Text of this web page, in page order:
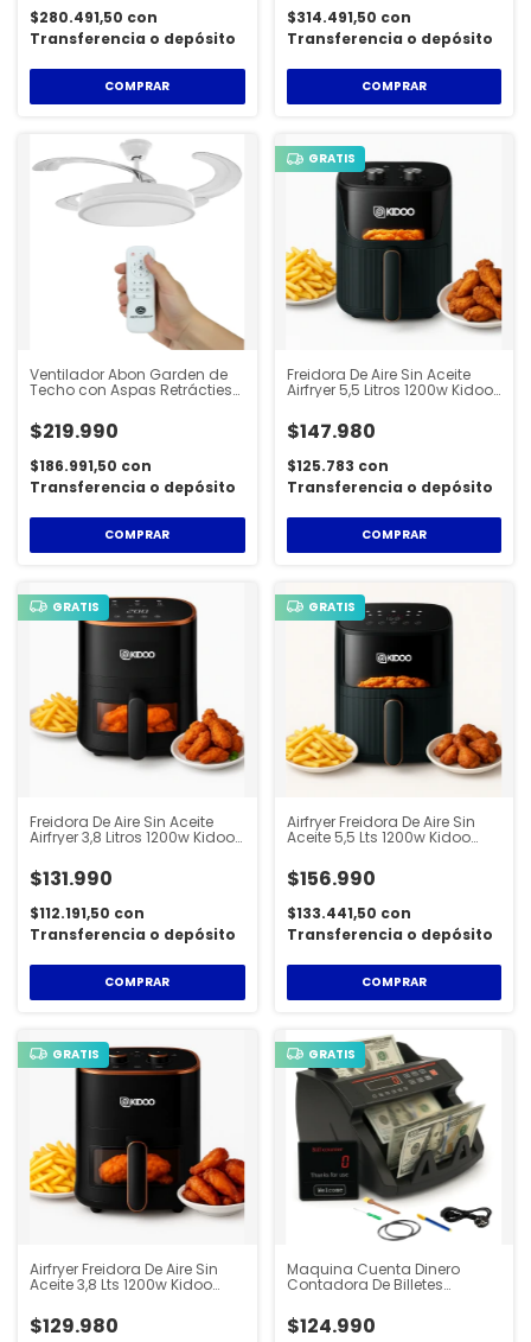
$280.491,50 con
Transferencia o depósito
COMPRAR
$314.491,50 con
Transferencia o depósito
COMPRAR
Ventilador Abon Garden de
Techo con Aspas Retrácties
$219.990
$186.991,50 con
Transferencia o depósito
COMPRAR
GRATIS
Freidora De Aire Sin Aceite
Airfryer 5,5 Litros 1200w Kidoo
$147.980
$125.783 con
Transferencia o depósito
COMPRAR
GRATIS
Freidora De Aire Sin Aceite
Airfryer 3,8 Litros 1200w Kidoo
$131.990
$112.191,50 con
Transferencia o depósito
COMPRAR
GRATIS
Airfryer Freidora De Aire Sin
Aceite 5,5 Lts 1200w Kidoo
$156.990
$133.441,50 con
Transferencia o depósito
COMPRAR
GRATIS
Airfryer Freidora De Aire Sin
Aceite 3,8 Lts 1200w Kidoo
$129.980
GRATIS
Maquina Cuenta Dinero
Contadora De Billetes
$124.990